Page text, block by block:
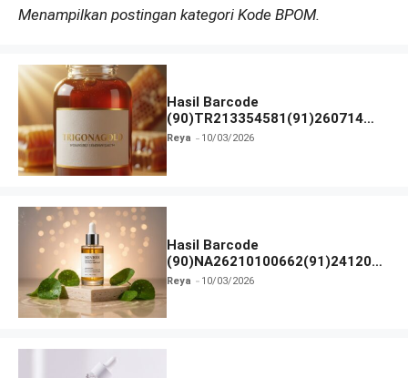
Menampilkan postingan kategori Kode BPOM.
Hasil Barcode
(90)TR213354581(91)260714
dan Izin BPOM
Reya 10/03/2026
Hasil Barcode
(90)NA26210100662(91)241203
dan Izin BPOM
Reya 10/03/2026